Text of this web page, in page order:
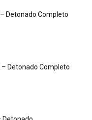
– Detonado Completo
– Detonado Completo